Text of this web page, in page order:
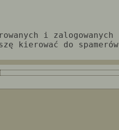
i zalogowanych
kierować do spamerów